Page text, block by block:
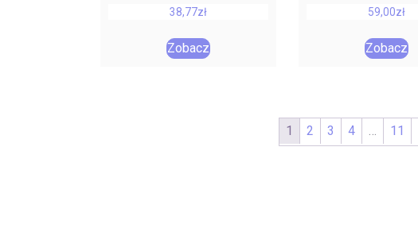
38,77zł
Zobacz
59,00zł
Zobacz
1 2 3 4 … 11